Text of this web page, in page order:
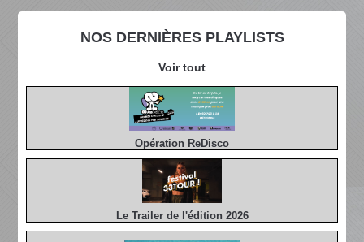
NOS DERNIÈRES PLAYLISTS
Voir tout
Opération ReDisco
Le Trailer de l'édition 2026